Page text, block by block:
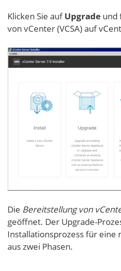
Klicken Sie aufUpgrade und
von vCenter (VCSA) auf
Die Bereitstellung von
geöffnet. Der Upgrade-
Installationsprozess für eine
aus zwei Phasen.